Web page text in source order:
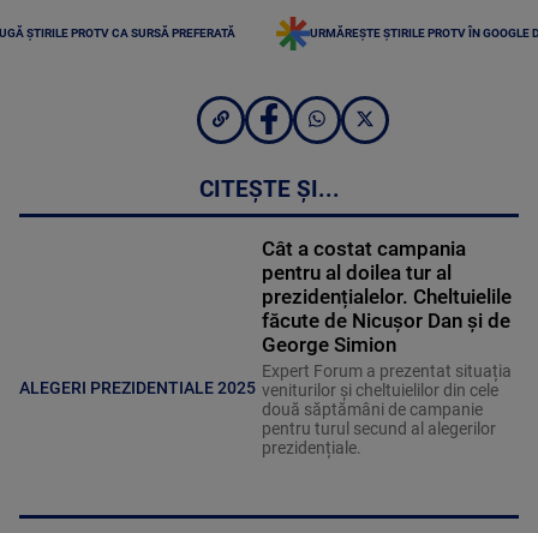
ȘTIRILE PROTV CA SURSĂ PREFERATĂ URMĂREȘTE ȘTIRILE PROTV ÎN GOOGLE
CITEȘTE ȘI...
ALEGERI PREZIDENTIALE 2025
Cât a costat campania
pentru al doilea tur al
prezidențialelor. Cheltuielile
făcute de Nicușor Dan și de
George Simion
Expert Forum a prezentat situația
veniturilor și cheltuielilor din cele
două săptămâni de campanie
pentru turul secund al alegerilor
prezidențiale.